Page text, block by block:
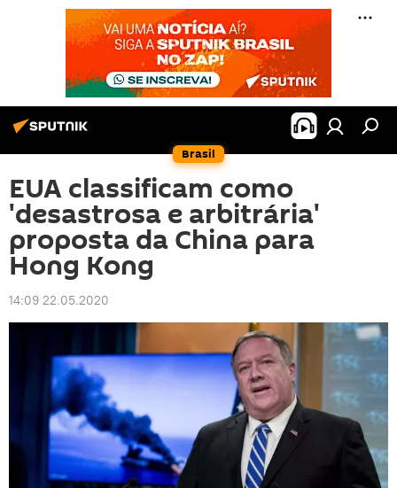
Brasil
EUA classificam como
'desastrosa e arbitrária'
proposta da China para
Hong Kong
14:09 22.05.2020